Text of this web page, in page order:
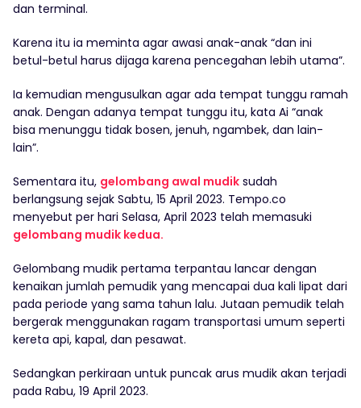
dan terminal.
Karena itu ia meminta agar awasi anak-anak “dan ini
betul-betul harus dijaga karena pencegahan lebih utama”.
Ia kemudian mengusulkan agar ada tempat tunggu ramah
anak. Dengan adanya tempat tunggu itu, kata Ai “anak
bisa menunggu tidak bosen, jenuh, ngambek, dan lain-
lain”.
Sementara itu, gelombang awal mudik sudah
berlangsung sejak Sabtu, 15 April 2023. Tempo.co
menyebut per hari Selasa, April 2023 telah memasuki
gelombang mudik kedua.
Gelombang mudik pertama terpantau lancar dengan
kenaikan jumlah pemudik yang mencapai dua kali lipat dari
pada periode yang sama tahun lalu. Jutaan pemudik telah
bergerak menggunakan ragam transportasi umum seperti
kereta api, kapal, dan pesawat.
Sedangkan perkiraan untuk puncak arus mudik akan terjadi
pada Rabu, 19 April 2023.